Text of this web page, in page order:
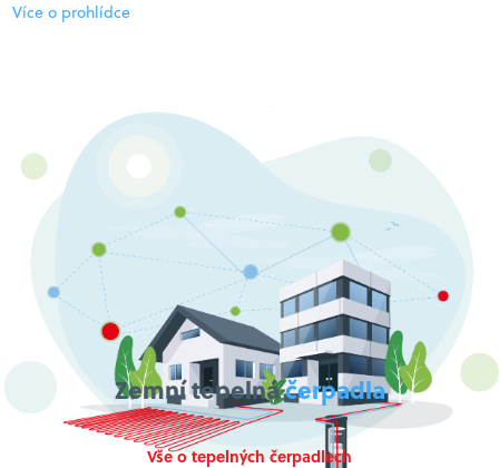
Více o prohlídce
Zemní tepelnáčerpadla
Vše o tepelných čerpadlech